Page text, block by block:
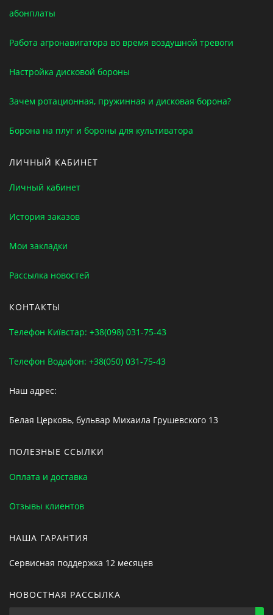
абонплаты
Работа агронавигатора во время воздушной тревоги
Настройка дисковой бороны
Зачем ротационная, пружинная и дисковая борона?
Борона на плуг и бороны для культиватора
ЛИЧНЫЙ КАБИНЕТ
Личный кабинет
История заказов
Мои закладки
Рассылка новостей
КОНТАКТЫ
Телефон Київстар: +38(098) 031-75-43
Телефон Водафон: +38(050) 031-75-43
Наш адрес:
Белая Церковь, бульвар Михаила Грушевского 13
ПОЛЕЗНЫЕ ССЫЛКИ
Оплата и доставка
Отзывы клиентов
НАША ГАРАНТИЯ
Сервисная поддержка 12 месяцев
НОВОСТНАЯ РАССЫЛКА